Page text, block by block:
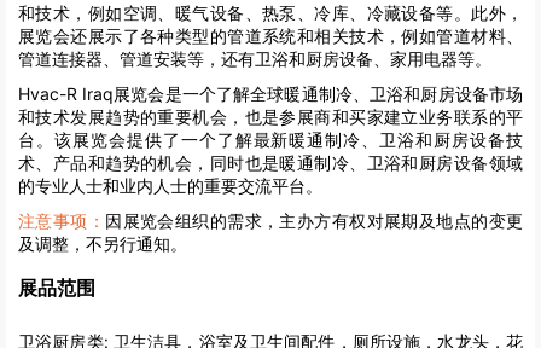
和技术，例如空调、暖气设备、热泵、冷库、冷藏设备等。此外，
展览会还展示了各种类型的管道系统和相关技术，例如管道材料、
管道连接器、管道安装等，还有卫浴和厨房设备、家用电器等。
Hvac-R Iraq展览会是一个了解全球暖通制冷、卫浴和厨房设备市场
和技术发展趋势的重要机会，也是参展商和买家建立业务联系的平
台。该展览会提供了一个了解最新暖通制冷、卫浴和厨房设备技
术、产品和趋势的机会，同时也是暖通制冷、卫浴和厨房设备领域
的专业人士和业内人士的重要交流平台。
注意事项： 因展览会组织的需求，主办方有权对展期及地点的变更
及调整，不另行通知。
展品范围
卫浴厨房类: 卫生洁具，浴室及卫生间配件，厕所设施，水龙头，花